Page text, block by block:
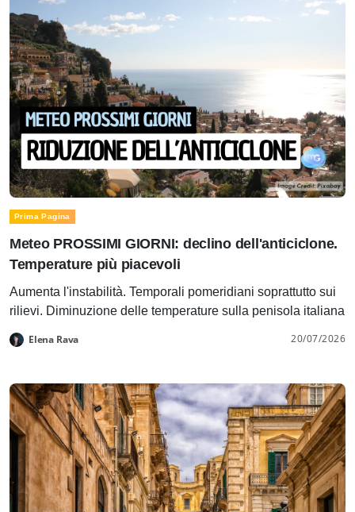
Prima Pagina
Meteo PROSSIMI GIORNI: declino dell'anticiclone.
Temperature più piacevoli
Aumenta l'instabilità. Temporali pomeridiani soprattutto sui
rilievi. Diminuzione delle temperature sulla penisola italiana
Elena Rava 20/07/2026